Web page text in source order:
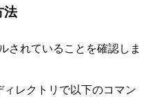
法
されていることを確認しま
レクトリで以下のコマン